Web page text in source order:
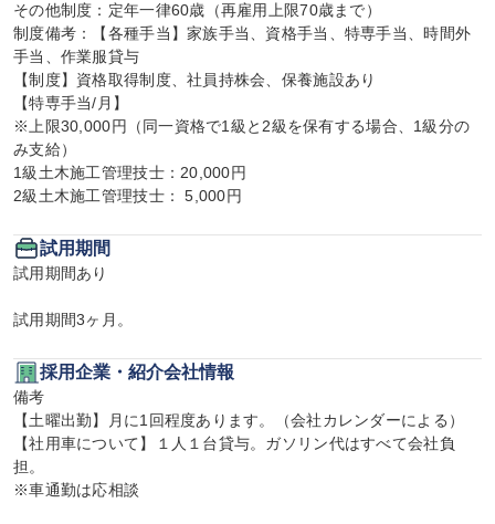
その他制度：定年一律60歳（再雇用上限70歳まで）
制度備考：【各種手当】家族手当、資格手当、特専手当、時間外
手当、作業服貸与
【制度】資格取得制度、社員持株会、保養施設あり
【特専手当/月】
※上限30,000円（同一資格で1級と2級を保有する場合、1級分の
み支給）
1級土木施工管理技士：20,000円
2級土木施工管理技士： 5,000円
試用期間
試用期間あり
試用期間3ヶ月。
採用企業・紹介会社情報
備考
【土曜出勤】月に1回程度あります。（会社カレンダーによる）
【社用車について】１人１台貸与。ガソリン代はすべて会社負
担。
※車通勤は応相談